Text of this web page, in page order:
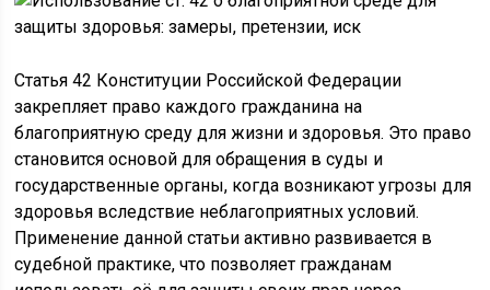
Статья 42 Конституции Российской Федерации
закрепляет право каждого гражданина на
благоприятную среду для жизни и здоровья. Это право
становится основой для обращения в суды и
государственные органы, когда возникают угрозы для
здоровья вследствие неблагоприятных условий.
Применение данной статьи активно развивается в
судебной практике, что позволяет гражданам